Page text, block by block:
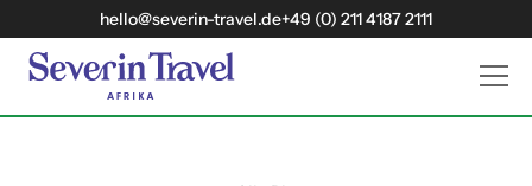
hello@severin-travel.de+49 (0) 211 4187 2111